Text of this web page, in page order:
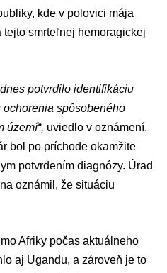
, kde v polovici mája
smrteľnej hemoragickej
potvrdilo identifikáciu
spôsobeného
území“, uviedlo v oznámení.
bol po príchode okamžite
potvrdením diagnózy. Úrad
oznámil, že situáciu
Afriky počas aktuálneho
aj Ugandu, a zároveň je to